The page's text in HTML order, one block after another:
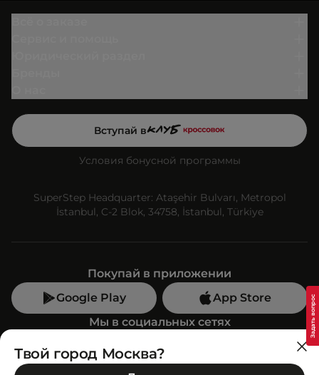
Вступай в
Условия бонусной программы
SuperStep Headquarter: Ataşehir Bulvarı, Metropol
İstanbul, C-2 Blok, 34758, İstanbul, Türkiye
Покупай в приложении
Google Play
App Store
Мы в социальных сетях
Позвони нам
Твой город Москва?